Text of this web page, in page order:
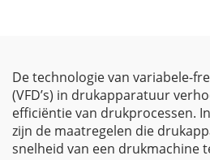
De technologie van variabele-
(VFD’s) in drukapparatuur
efficiëntie van drukprocessen.
zijn de maatregelen die
snelheid van een drukmachine